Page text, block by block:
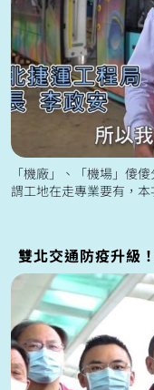
「機廠」、「機場」傻
謂工地在走專業要有，
雙北交通防疫升級